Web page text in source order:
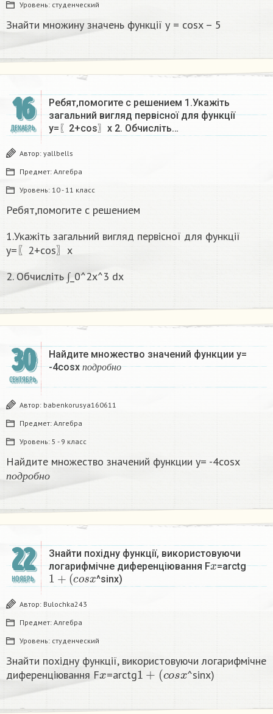
Уровень: студенческий
Знайти множину значень функції у = cosx – 5
16
ДЕКАБРЬ
Ребят,помогите с решением 1.Укажіть
загальний вигляд первісної для функції
y=〖2+cos〗⁡x 2. Обчисліть…
Автор: yallbells
Предмет: Алгебра
Уровень: 10 - 11 класс
Ребят,помогите с решением
1.Укажіть загальний вигляд первісної для функції
y=〖2+cos〗⁡x
2. Обчисліть ∫_0^2x^3 dx
30
СЕНТЯБРЬ
Найдите множество значений функции y=
-4cosxпо д р о б н о
п одробно
Автор: babenkorusya160611
Предмет: Алгебра
Уровень: 5 - 9 класс
Найдите множество значений функции y= -4cosx
п о д р о б н о
подробно
22
НОЯБРЬ
Знайти похідну функції, використовуючи
логарифмічне диференціювання F
x
=arctg
1+(cosx
^sinx)
Автор: Bulochka243
Предмет: Алгебра
Уровень: студенческий
Знайти похідну функції, використовуючи логарифмічне
диференціювання F
x
=arctg
1+(cosx
^sinx)